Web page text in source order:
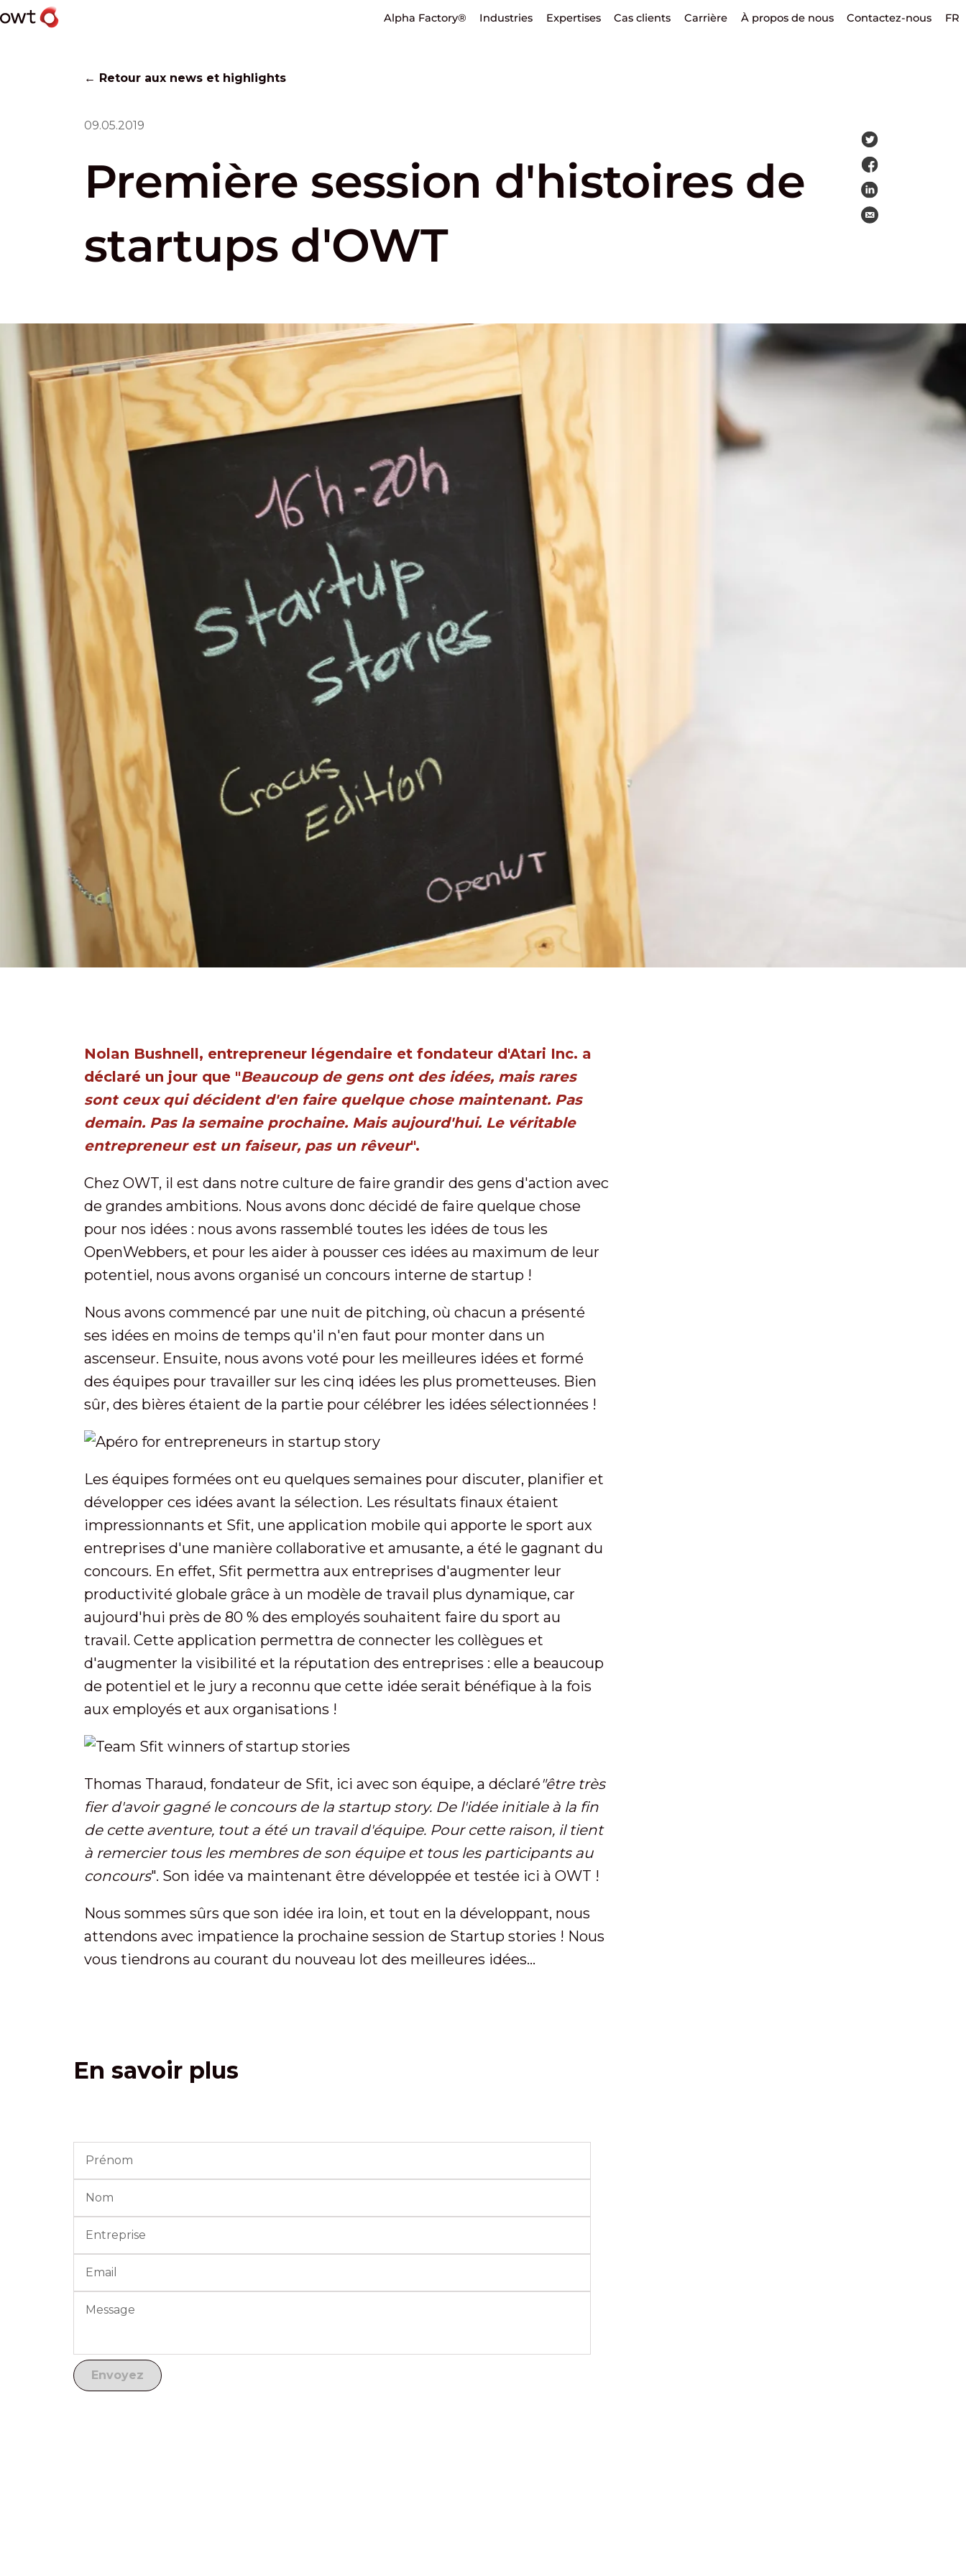
Alpha Factory® Industries Expertises Cas clients Carrière À propos de nous Contactez-nous FR
← Retour aux news et highlights
09.05.2019
Première session d'histoires de
startups d'OWT
Nolan Bushnell, entrepreneur légendaire et fondateur d'Atari Inc. a
déclaré un jour que "Beaucoup de gens ont des idées, mais rares
sont ceux qui décident d'en faire quelque chose maintenant. Pas
demain. Pas la semaine prochaine. Mais aujourd'hui. Le véritable
entrepreneur est un faiseur, pas un rêveur".
Chez OWT, il est dans notre culture de faire grandir des gens d'action avec
de grandes ambitions. Nous avons donc décidé de faire quelque chose
pour nos idées : nous avons rassemblé toutes les idées de tous les
OpenWebbers, et pour les aider à pousser ces idées au maximum de leur
potentiel, nous avons organisé un concours interne de startup !
Nous avons commencé par une nuit de pitching, où chacun a présenté
ses idées en moins de temps qu'il n'en faut pour monter dans un
ascenseur. Ensuite, nous avons voté pour les meilleures idées et formé
des équipes pour travailler sur les cinq idées les plus prometteuses. Bien
sûr, des bières étaient de la partie pour célébrer les idées sélectionnées !
Les équipes formées ont eu quelques semaines pour discuter, planifier et
développer ces idées avant la sélection. Les résultats finaux étaient
impressionnants et Sfit, une application mobile qui apporte le sport aux
entreprises d'une manière collaborative et amusante, a été le gagnant du
concours. En effet, Sfit permettra aux entreprises d'augmenter leur
productivité globale grâce à un modèle de travail plus dynamique, car
aujourd'hui près de 80 % des employés souhaitent faire du sport au
travail. Cette application permettra de connecter les collègues et
d'augmenter la visibilité et la réputation des entreprises : elle a beaucoup
de potentiel et le jury a reconnu que cette idée serait bénéfique à la fois
aux employés et aux organisations !
Thomas Tharaud, fondateur de Sfit, ici avec son équipe, a déclaré"être très
fier d'avoir gagné le concours de la startup story. De l'idée initiale à la fin
de cette aventure, tout a été un travail d'équipe. Pour cette raison, il tient
à remercier tous les membres de son équipe et tous les participants au
concours". Son idée va maintenant être développée et testée ici à OWT !
Nous sommes sûrs que son idée ira loin, et tout en la développant, nous
attendons avec impatience la prochaine session de Startup stories ! Nous
vous tiendrons au courant du nouveau lot des meilleures idées...
En savoir plus